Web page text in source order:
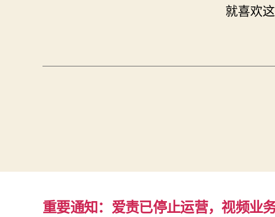
就喜欢
重要通知：爱责已停止运营，视频业